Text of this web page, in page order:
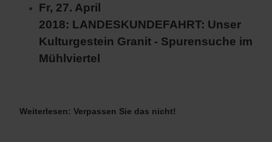
Fr, 27. April
2018: LANDESKUNDEFAHRT: Unser
Kulturgestein Granit - Spurensuche im
Mühlviertel
Weiterlesen: Verpassen Sie das nicht!